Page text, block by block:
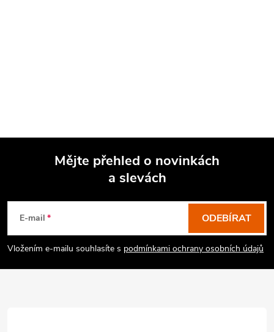
Mějte přehled o novinkách
a slevách
E-mail
Vložením e-mailu souhlasíte s podmínkami ochrany osobních údajů
ODEBÍRAT